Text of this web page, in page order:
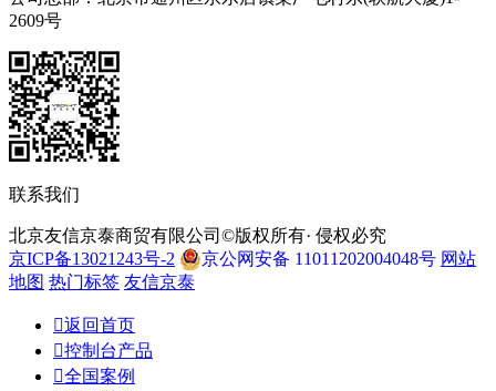
2609号
联系我们
北京友信京泰商贸有限公司©版权所有· 侵权必究
京ICP备13021243号-2
京公网安备 11011202004048号 网站
地图 热门标签 友信京泰
返回首页
控制台产品
全国案例